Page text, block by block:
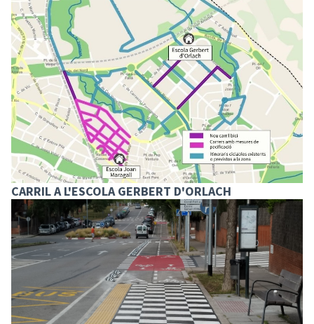
CARRIL A L'ESCOLA GERBERT D'ORLACH